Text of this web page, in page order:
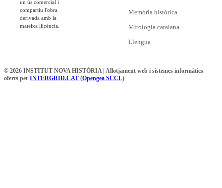
un ús comercial i
compartiu l'obra
derivada amb la
mateixa llicència.
Memòria històrica
Mitologia catalana
Llengua
© 2026 INSTITUT NOVA HISTÒRIA | Allotjament web i sistemes informàtics
oferts per INTERGRID.CAT (Opengea SCCL)